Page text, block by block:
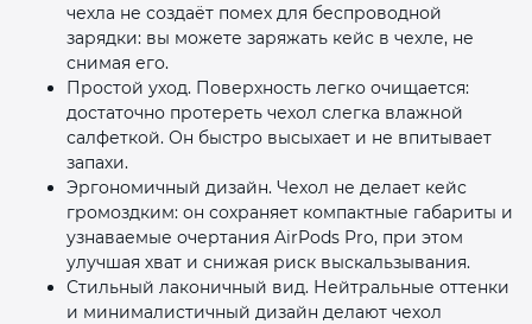
чехла не создаёт помех для беспроводной
зарядки: вы можете заряжать кейс в чехле, не
снимая его.
Простой уход. Поверхность легко очищается:
достаточно протереть чехол слегка влажной
салфеткой. Он быстро высыхает и не впитывает
запахи.
Эргономичный дизайн. Чехол не делает кейс
громоздким: он сохраняет компактные габариты и
узнаваемые очертания AirPods Pro, при этом
улучшая хват и снижая риск выскальзывания.
Стильный лаконичный вид. Нейтральные оттенки
и минималистичный дизайн делают чехол